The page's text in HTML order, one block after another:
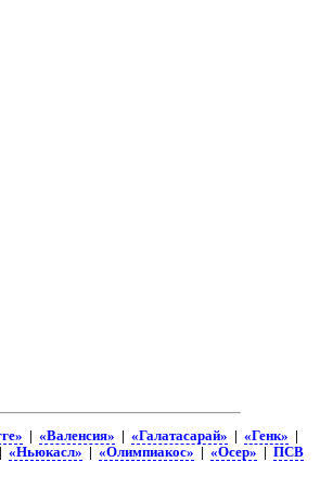
| «Валенсия» | «Галатасарай» | «Генк» |
| «Ньюкасл» | «Олимпиакос» | «Осер» | ПСВ